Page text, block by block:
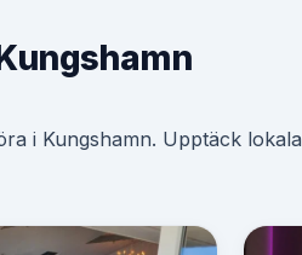
i Kungshamn. Upptäck